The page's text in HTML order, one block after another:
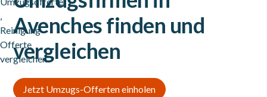
Avenches finden und
vergleichen
Jetzt Umzugs-Offerten einholen